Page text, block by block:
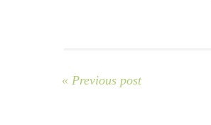
« Previous post